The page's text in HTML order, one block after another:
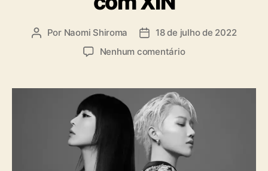
i
A
r
Por Naomi Shiroma
D
d
e
p
u
b
l
i
18 de julho de 2022
Nenhum comentárioe
o
A
l
a
n
ç